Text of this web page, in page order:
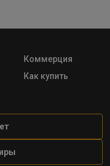
Коммерция
Как купить